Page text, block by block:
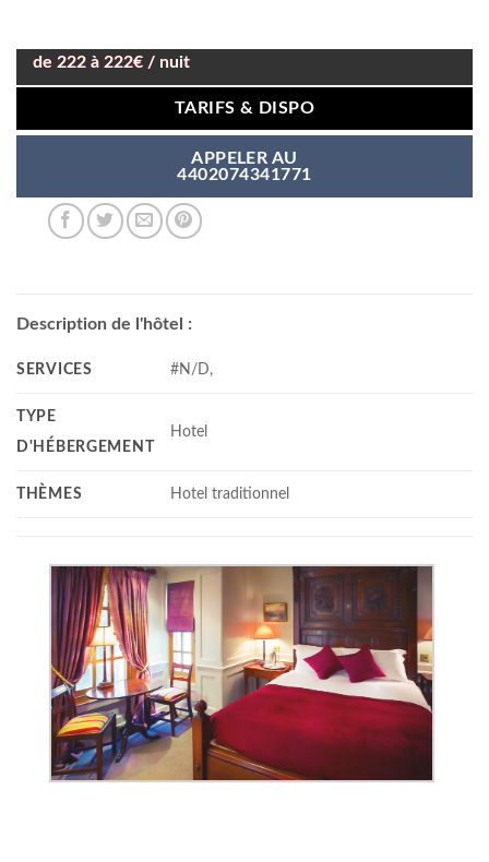
de 222 à 222€ / nuit
TARIFS & DISPO
APPELER AU
4402074341771
Description de l'hôtel :
SERVICES #N/D,
TYPE
D'HÉBERGEMENT
Hotel
THÈMES Hotel traditionnel